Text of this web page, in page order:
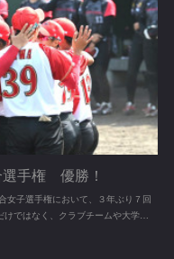
選手権 優勝！
女子選手権において、３年ぶり７回
ではなく、クラブチームや大学…